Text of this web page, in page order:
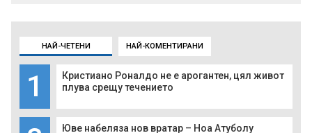
НАЙ-ЧЕТЕНИ НАЙ-КОМЕНТИРАНИ
1
Кристиано Роналдо не е арогантен, цял живот
плува срещу течението
Юве набеляза нов вратар – Ноа Атуболу